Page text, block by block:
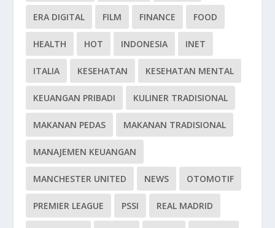
ERA DIGITAL FILM FINANCE FOOD
HEALTH HOT INDONESIA INET
ITALIA KESEHATAN KESEHATAN MENTAL
KEUANGAN PRIBADI KULINER TRADISIONAL
MAKANAN PEDAS MAKANAN TRADISIONAL
MANAJEMEN KEUANGAN
MANCHESTER UNITED NEWS OTOMOTIF
PREMIER LEAGUE PSSI REAL MADRID